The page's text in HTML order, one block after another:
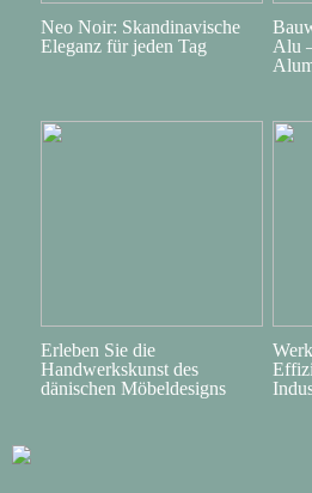
Neo Noir: Skandinavische
Eleganz für jeden Tag
Alu
Erleben Sie die
Handwerkskunst des
dänischen Möbeldesigns